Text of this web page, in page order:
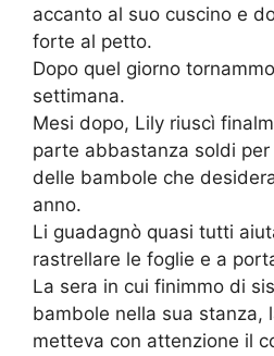
accanto al suo cuscino e
forte al petto.
Dopo quel giorno
settimana.
Mesi dopo, Lily riuscì
parte abbastanza soldi
delle bambole che
anno.
Li guadagnò quasi tutti
rastrellare le foglie e a
La sera in cui finimmo di
bambole nella sua stanza,
metteva con attenzione il